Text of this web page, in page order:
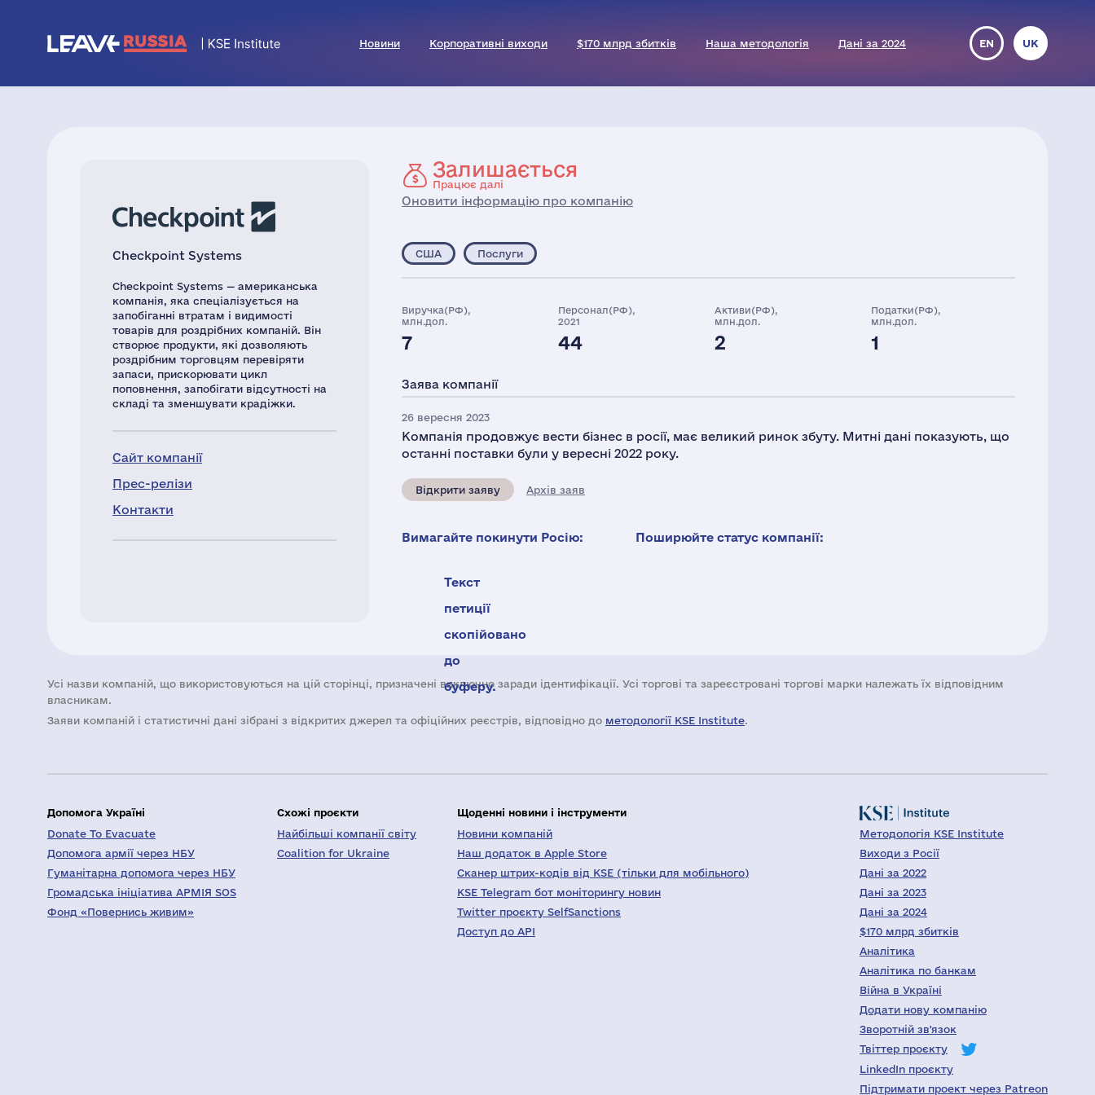
Новини Корпоративні виходи $170 млрд збитків Наша методологія Дані за 2024 EN UK
Checkpoint Systems
Checkpoint Systems — американська
компанія, яка спеціалізується на
запобіганні втратам і видимості
товарів для роздрібних компаній. Він
створює продукти, які дозволяють
роздрібним торговцям перевіряти
запаси, прискорювати цикл
поповнення, запобігати відсутності на
складі та зменшувати крадіжки.
Сайт компанії
Прес-релізи
Контакти
Залишається
Працює далі
Оновити інформацію про компанію
США Послуги
Виручка(РФ),
млн.дол.
7
Персонал(РФ),
2021
44
Активи(РФ),
млн.дол.
2
Податки(РФ),
млн.дол.
1
Заява компанії
26 вересня 2023
Компанія продовжує вести бізнес в росії, має великий ринок збуту. Митні дані показують, що
останні поставки були у вересні 2022 року.
Відкрити заяву Архів заяв
Вимагайте покинути Росію:
Текст
петиції
скопійовано
до
буферу.
Поширюйте статус компанії:
Усі назви компаній, що використовуються на цій сторінці, призначені виключно заради ідентифікації. Усі торгові та зареєстровані торгові марки належать їх відповідним
власникам.
Заяви компаній i статистичні дані зібрані з відкритих джерел та офіційних реєстрів, відповідно до методології KSE Institute.
Допомога Україні
Donate To Evacuate
Допомога армії через НБУ
Гуманітарна допомога через НБУ
Громадська ініціатива АРМІЯ SOS
Фонд «Повернись живим»
Схожі проєкти
Найбільші компанії світу
Coalition for Ukraine
Щоденні новини і інструменти
Новини компаній
Наш додаток в Apple Store
Сканер штрих-кодів від KSE (тільки для мобільного)
KSE Telegram бот моніторингу новин
Twitter проєкту SelfSanctions
Доступ до API
Методологія KSE Institute
Виходи з Росії
Дані за 2022
Дані за 2023
Дані за 2024
$170 млрд збитків
Аналітика
Аналітика по банкам
Війна в Україні
Додати нову компанію
Зворотній зв'язок
Твіттер проєкту
LinkedIn проєкту
Підтримати проект через Patreon